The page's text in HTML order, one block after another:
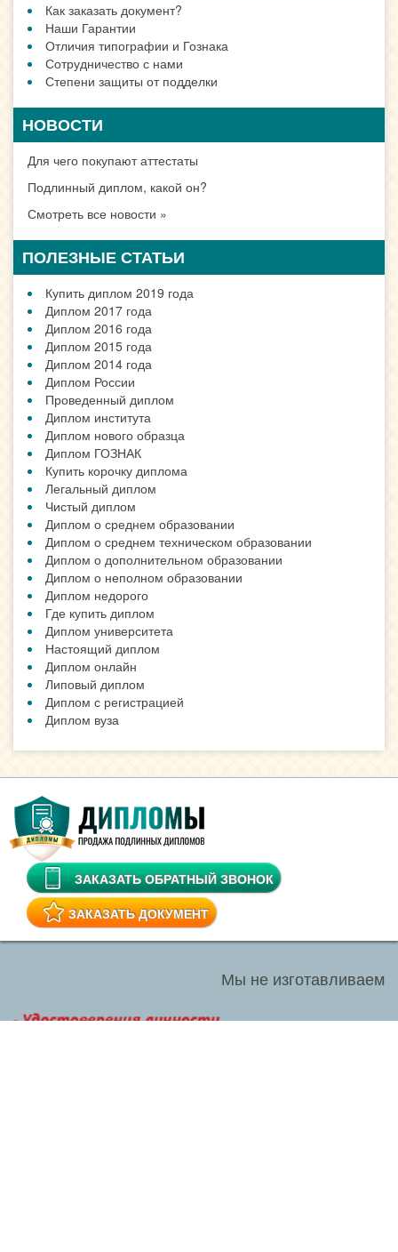
Как заказать документ?
Наши Гарантии
Отличия типографии и Гознака
Сотрудничество с нами
Степени защиты от подделки
НОВОСТИ
Для чего покупают аттестаты
Подлинный диплом, какой он?
Смотреть все новости »
ПОЛЕЗНЫЕ СТАТЬИ
Купить диплом 2019 года
Диплом 2017 года
Диплом 2016 года
Диплом 2015 года
Диплом 2014 года
Диплом России
Проведенный диплом
Диплом института
Диплом нового образца
Диплом ГОЗНАК
Купить корочку диплома
Легальный диплом
Чистый диплом
Диплом о среднем образовании
Диплом о среднем техническом образовании
Диплом о дополнительном образовании
Диплом о неполном образовании
Диплом недорого
Где купить диплом
Диплом университета
Настоящий диплом
Диплом онлайн
Липовый диплом
Диплом с регистрацией
Диплом вуза
ЗАКАЗАТЬ ОБРАТНЫЙ ЗВОНОК
ЗАКАЗАТЬ ДОКУМЕНТ
Мы не изготавливаем